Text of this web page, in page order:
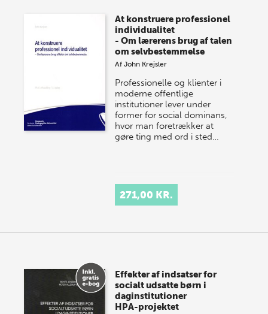
At konstruere professionel
individualitet
- Om lærerens brug af talen
om selvbestemmelse
AfJohn Krejsler
Professionelle og klienter i
moderne offentlige
institutioner lever under
former for social dominans,
hvor man foretrækker at
gøre ting med ord i sted…
271,00 KR.
Effekter af indsatser for
socialt udsatte børn i
daginstitutioner
HPA-projektet